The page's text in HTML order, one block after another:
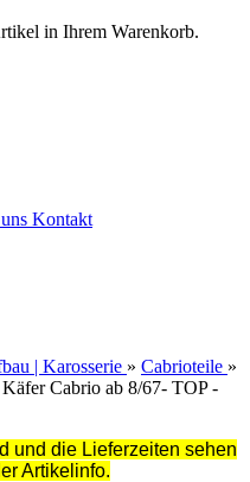
in Ihrem Warenkorb.
Kontakt
| Karosserie » Cabrioteile »
Cabrio ab 8/67- TOP -
und die Lieferzeiten sehen
Artikelinfo.